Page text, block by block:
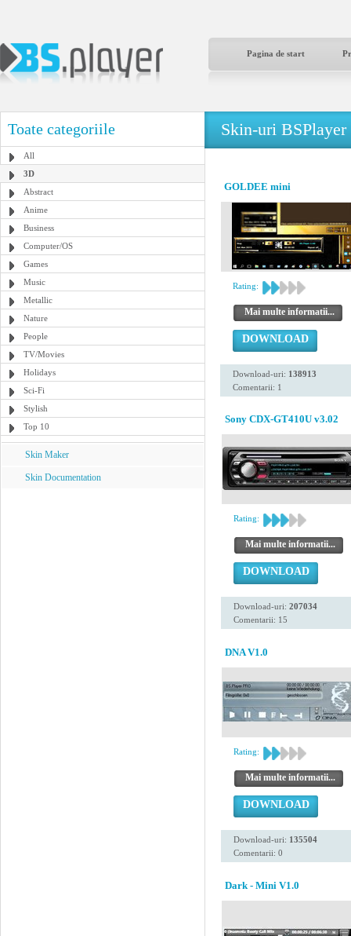
Pagina de start
Toate categoriile
All
3D
Abstract
Anime
Business
Computer/OS
Games
Music
Metallic
Nature
People
TV/Movies
Holidays
Sci-Fi
Stylish
Top 10
Skin Maker
Skin Documentation
Skin-uri BSPlayer
GOLDEE mini
Rating:
Mai multe informatii...
DOWNLOAD
Download-uri: 138913
Comentarii: 1
Sony CDX-GT410U v3.02
Rating:
Mai multe informatii...
DOWNLOAD
Download-uri: 207034
Comentarii: 15
DNA V1.0
Rating:
Mai multe informatii...
DOWNLOAD
Download-uri: 135504
Comentarii: 0
Dark - Mini V1.0